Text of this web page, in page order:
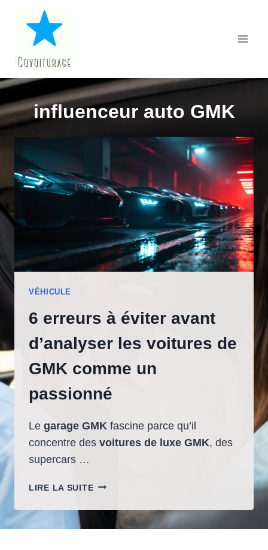
contenu
influenceur auto GMK
VÉHICULE
6 erreurs à éviter avant
d’analyser les voitures de
GMK comme un
passionné
Le garage GMK fascine parce qu’il
concentre des voitures de luxe GMK, des
supercars …
LIRE LA SUITE6
À
ÉVITER